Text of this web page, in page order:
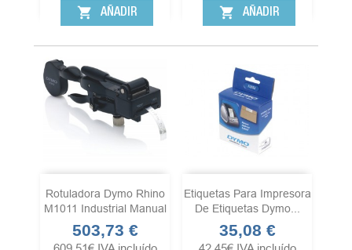
shopping_cart AÑADIR shopping_cart AÑADIR
Rotuladora Dymo Rhino
M1011 Industrial Manual
Precio
503,73 €
Etiquetas Para Impresora
De Etiquetas Dymo...
Precio
35,08 €